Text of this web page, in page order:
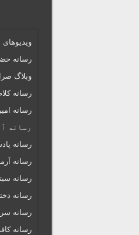
رسانه
وبلاگ
رسانه
رسانه
رسانه
رسانه
رسانه
رسانه
رسانه
رسانه
رسانه